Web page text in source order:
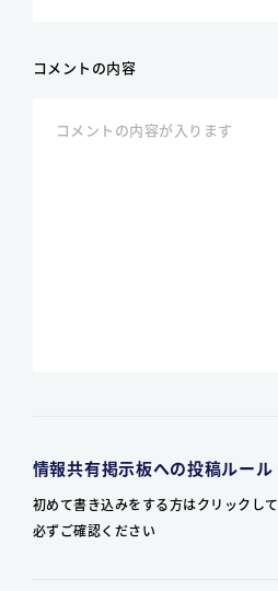
コメントの内容
情報共有掲示板への投稿ルール
初めて書き込みをする方はクリックして
必ずご確認ください